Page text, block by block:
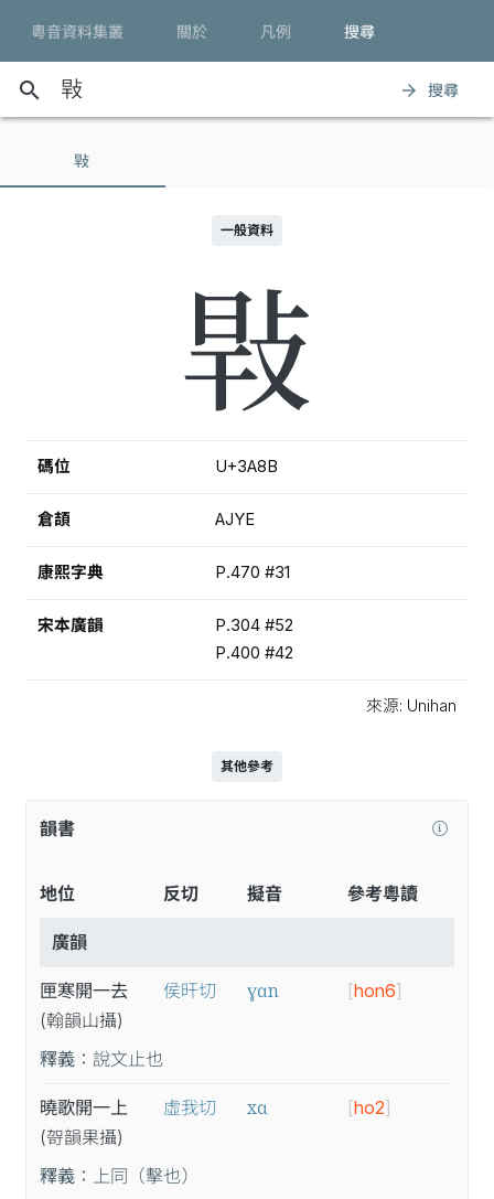
粵音資料集叢 關於 凡例 搜尋
search arrow_forward 搜尋
㪋
一般資料
㪋
碼位 U+3A8B
倉頡 AJYE
康熙字典 P.470 #31
宋本廣韻
P.304 #52
P.400 #42
來源: Unihan
其他參考
韻書
地位 反切 擬音 參考粵讀
廣韻
匣寒開一去
(翰韻山攝)
侯旰切 ɣɑn [hon6]
釋義： 說文止也
曉歌開一上
(哿韻果攝)
虛我切 xɑ [ho2]
釋義： 上同（擊也）